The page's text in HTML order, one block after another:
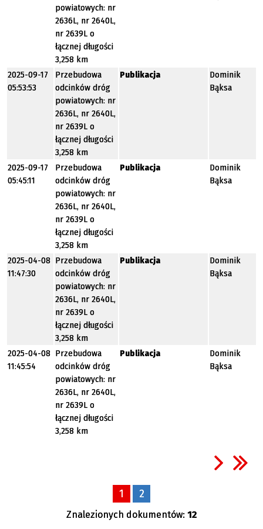
powiatowych: nr
2636L, nr 2640L,
nr 2639L o
łącznej długości
3,258 km
2025-09-17
05:53:53
Przebudowa
odcinków dróg
powiatowych: nr
2636L, nr 2640L,
nr 2639L o
łącznej długości
3,258 km
Publikacja
Dominik
Bąksa
2025-09-17
05:45:11
Przebudowa
odcinków dróg
powiatowych: nr
2636L, nr 2640L,
nr 2639L o
łącznej długości
3,258 km
Publikacja
Dominik
Bąksa
2025-04-08
11:47:30
Przebudowa
odcinków dróg
powiatowych: nr
2636L, nr 2640L,
nr 2639L o
łącznej długości
3,258 km
Publikacja
Dominik
Bąksa
2025-04-08
11:45:54
Przebudowa
odcinków dróg
powiatowych: nr
2636L, nr 2640L,
nr 2639L o
łącznej długości
3,258 km
Publikacja
Dominik
Bąksa
1 2
Znalezionych dokumentów: 12